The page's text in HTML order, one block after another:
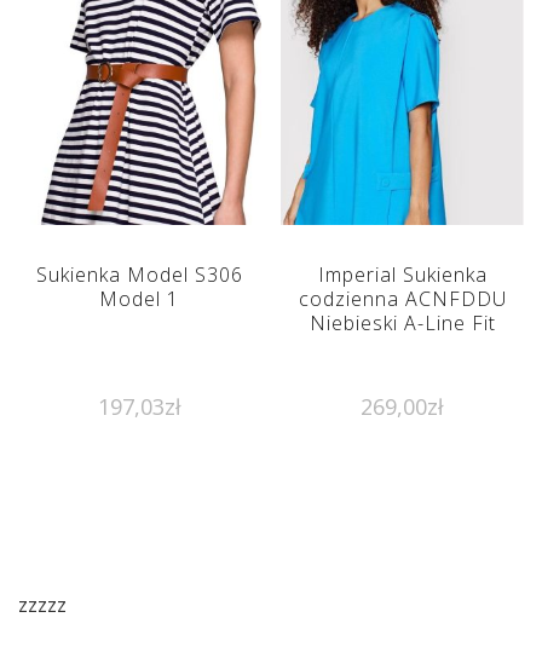
Sukienka Model S306
Model 1
197,03zł
Imperial Sukienka
codzienna ACNFDDU
Niebieski A-Line Fit
269,00zł
zzzzz